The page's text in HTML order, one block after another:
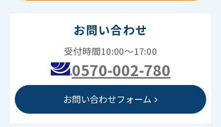
お問い合わせ
受付時間10:00～17:00
0570-002-780
お問い合わせフォーム